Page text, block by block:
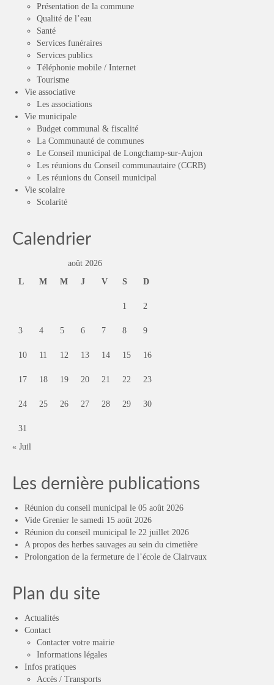
Présentation de la commune
Qualité de l’eau
Santé
Services funéraires
Services publics
Téléphonie mobile / Internet
Tourisme
Vie associative
Les associations
Vie municipale
Budget communal & fiscalité
La Communauté de communes
Le Conseil municipal de Longchamp-sur-Aujon
Les réunions du Conseil communautaire (CCRB)
Les réunions du Conseil municipal
Vie scolaire
Scolarité
Calendrier
août 2026
L
M M J V S D
1 2
3 4 5 6 7 8 9
10 11 12 13 14 15 16
17 18 19 20 21 22 23
24 25 26 27 28 29 30
31
« Juil
Les dernière publications
Réunion du conseil municipal le 05 août 2026
Vide Grenier le samedi 15 août 2026
Réunion du conseil municipal le 22 juillet 2026
A propos des herbes sauvages au sein du cimetière
Prolongation de la fermeture de l’école de Clairvaux
Plan du site
Actualités
Contact
Contacter votre mairie
Informations légales
Infos pratiques
Accès / Transports